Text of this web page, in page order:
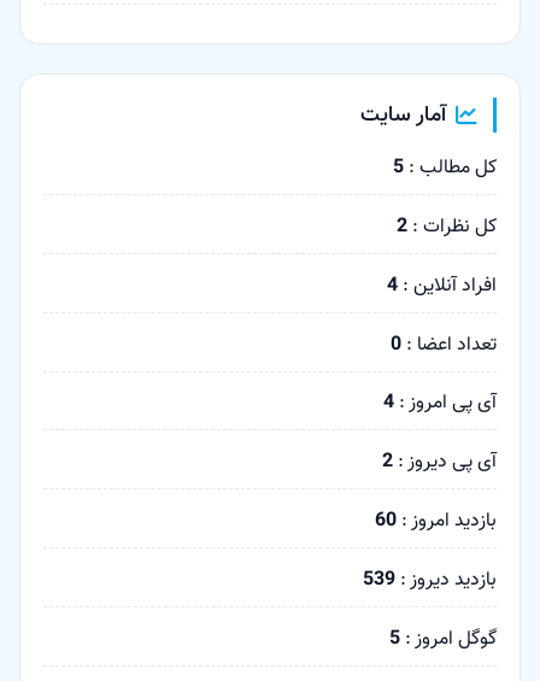
آمار سایت
کل مطالب :5
کل نظرات :2
افراد آنلاین :4
تعداد اعضا :0
آی پی امروز :4
آی پی دیروز :2
بازدید امروز :60
بازدید دیروز :539
گوگل امروز :5